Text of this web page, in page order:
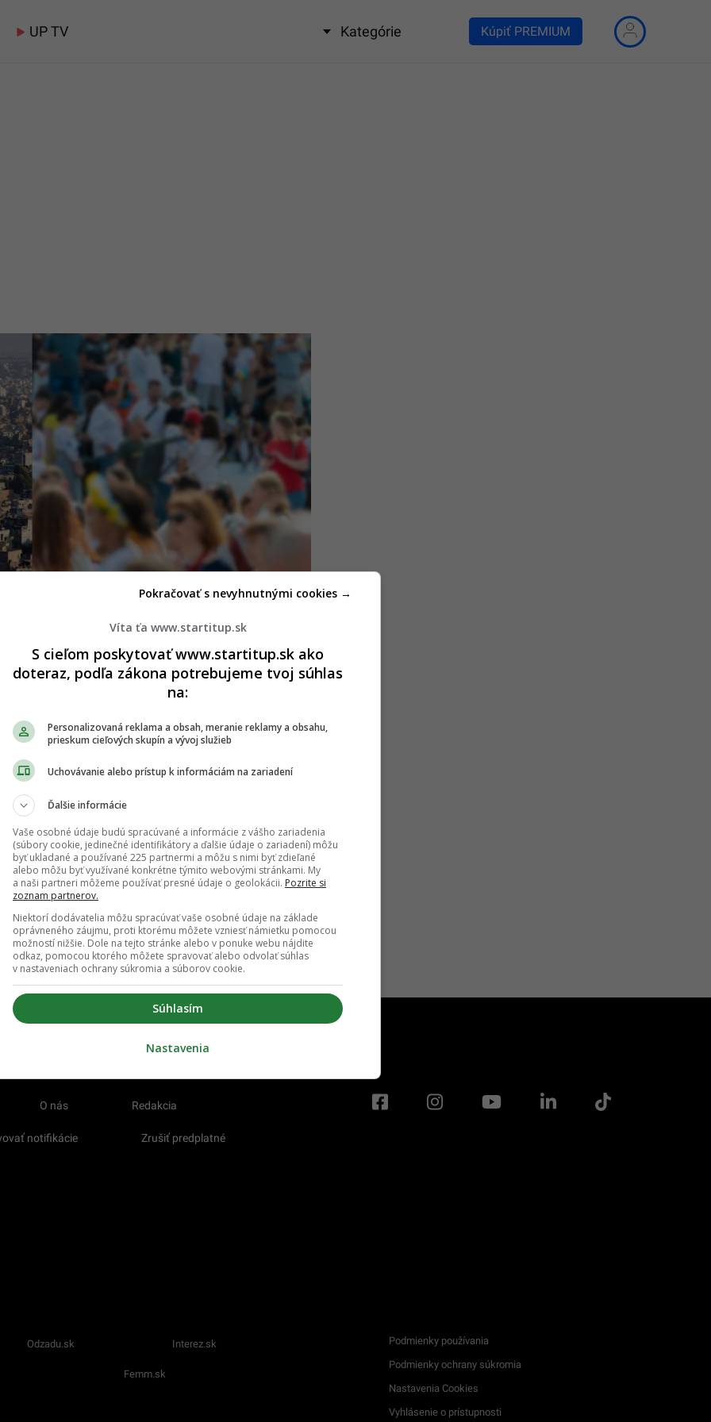
UP TV Kategórie Kúpiť PREMIUM
krajina sveta vymiera, Slovensko postupne
v boji proti starnutiu: Vedci chcú
časti tela nahradiť novými
prirodzene strácaš svaly. Tie najčastejšie
Slováci denne, varuje odborník
O nás Redakcia
notifikácie Zrušiť predplatné
Odzadu.sk Interez.sk
Femm.sk
Podmienky používania
Podmienky ochrany súkromia
Nastavenia Cookies
Vyhlásenie o prístupnosti
Víta ťa www.startitup.sk
S cieľom poskytovať www.startitup.sk ako
doteraz, podľa zákona potrebujeme tvoj súhlas
na:
Personalizovaná reklama a obsah, meranie reklamy a obsahu,
prieskum cieľových skupín a vývoj služieb
Uchovávanie alebo prístup k informáciám na zariadení
Ďalšie informácie
Vaše osobné údaje budú spracúvané a informácie z vášho zariadenia
(súbory cookie, jedinečné identifikátory a ďalšie údaje o zariadení) môžu
byť ukladané a používané 225 partnermi a môžu s nimi byť zdieľané
alebo môžu byť využívané konkrétne týmito webovými stránkami. My
a naši partneri môžeme používať presné údaje o geolokácii. Pozrite si
zoznam partnerov.
Niektorí dodávatelia môžu spracúvať vaše osobné údaje na základe
oprávneného záujmu, proti ktorému môžete vzniesť námietku pomocou
možností nižšie. Dole na tejto stránke alebo v ponuke webu nájdite
odkaz, pomocou ktorého môžete spravovať alebo odvolať súhlas
v nastaveniach ochrany súkromia a súborov cookie.
Súhlasím
Pokračovať s nevyhnutnými cookies →
Nastavenia